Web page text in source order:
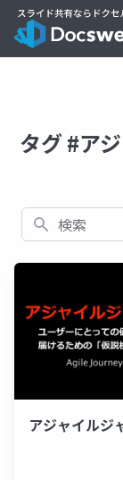
タグ #ア
検索
アジャイルジ